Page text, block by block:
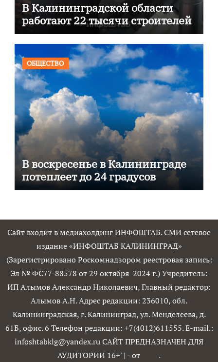
В Калининградской области
работают 22 тысячи строителей
ОБЩЕСТВО
В воскресенье в Калининграде
потеплеет до 24 градусов
Сайт входит в медиахолдинг ИНФОШТАБ. СМИ сетевое
издание «ИНФОШТАБ КАЛИНИНГРАД»
(Зарегистрировано Роскомнадзором реестровая запись:
Эл № ФС77-88578 от 29 октября 2024 г.) Учредитель:
ИП Алымов Александр Николаевич, Главный редактор:
Алымов А.Н. Адрес редакции: 236010, обл.
Калининградская, г. Калининград, ул. Менделеева, д.
61Б, офис. 6 Телефон редакции: +7(4012)611555. E-mail.:
infoshtabklg@yandex.ru САЙТ ПРЕДНАЗНАЧЕН ДЛЯ
АУДИТОРИИ 16+' | - от .